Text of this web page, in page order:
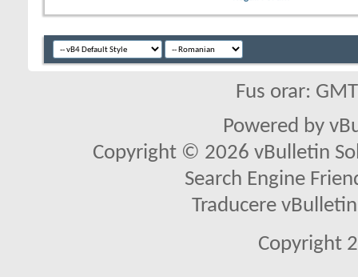
Fus orar:
Powered by
Copyright © 2026 vBulletin
Search Engine
Traducere
Copyright